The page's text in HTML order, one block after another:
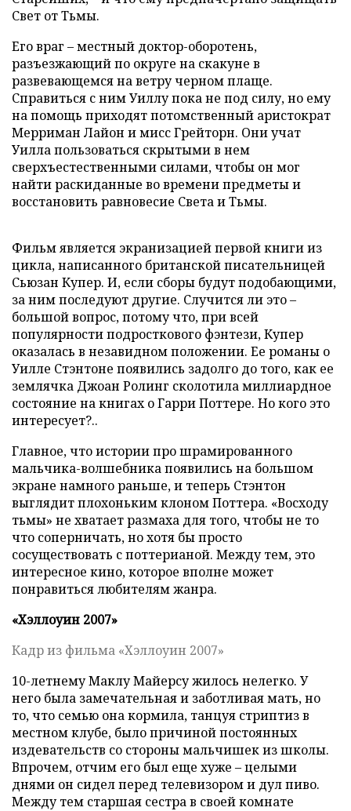
Свет от Тьмы.
Его враг – местный доктор-оборотень,
разъезжающий по округе на скакуне в
развевающемся на ветру черном плаще.
Справиться с ним Уиллу пока не под силу, но ему
на помощь приходят потомственный аристократ
Мерриман Лайон и мисс Грейторн. Они учат
Уилла пользоваться скрытыми в нем
сверхъестественными силами, чтобы он мог
найти раскиданные во времени предметы и
восстановить равновесие Света и Тьмы.
Фильм является экранизацией первой книги из
цикла, написанного британской писательницей
Сьюзан Купер. И, если сборы будут подобающими,
за ним последуют другие. Случится ли это –
большой вопрос, потому что, при всей
популярности подросткового фэнтези, Купер
оказалась в незавидном положении. Ее романы о
Уилле Стэнтоне появились задолго до того, как ее
землячка Джоан Ролинг сколотила миллиардное
состояние на книгах о Гарри Поттере. Но кого это
интересует?..
Главное, что истории про шрамированного
мальчика-волшебника появились на большом
экране намного раньше, и теперь Стэнтон
выглядит плохоньким клоном Поттера. «Восходу
тьмы» не хватает размаха для того, чтобы не то
что соперничать, но хотя бы просто
сосуществовать с поттерианой. Между тем, это
интересное кино, которое вполне может
понравиться любителям жанра.
«Хэллоуин 2007»
Кадр из фильма «Хэллоуин 2007»
10-летнему Маклу Майерсу жилось нелегко. У
него была замечательная и заботливая мать, но
то, что семью она кормила, танцуя стриптиз в
местном клубе, было причиной постоянных
издевательств со стороны мальчишек из школы.
Впрочем, отчим его был еще хуже – целыми
днями он сидел перед телевизором и дул пиво.
Между тем старшая сестра в своей комнате